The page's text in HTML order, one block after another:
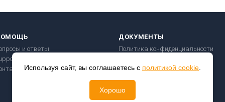
и ответы
ДОКУМЕНТЫ
Политика конфиденциальности
Правила перевозки
Безопасность платежей
Используя сайт, вы соглашаетесь с политикой cookie
Хорошо